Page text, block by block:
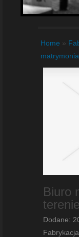
Home »
Biuro
Dodane: